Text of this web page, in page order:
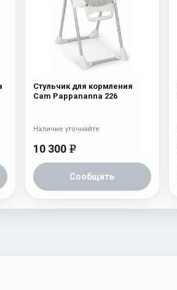
Стульчик для кормления
Cam Pappananna 226
10 300 e
Сообщить
Наличие уточняйте